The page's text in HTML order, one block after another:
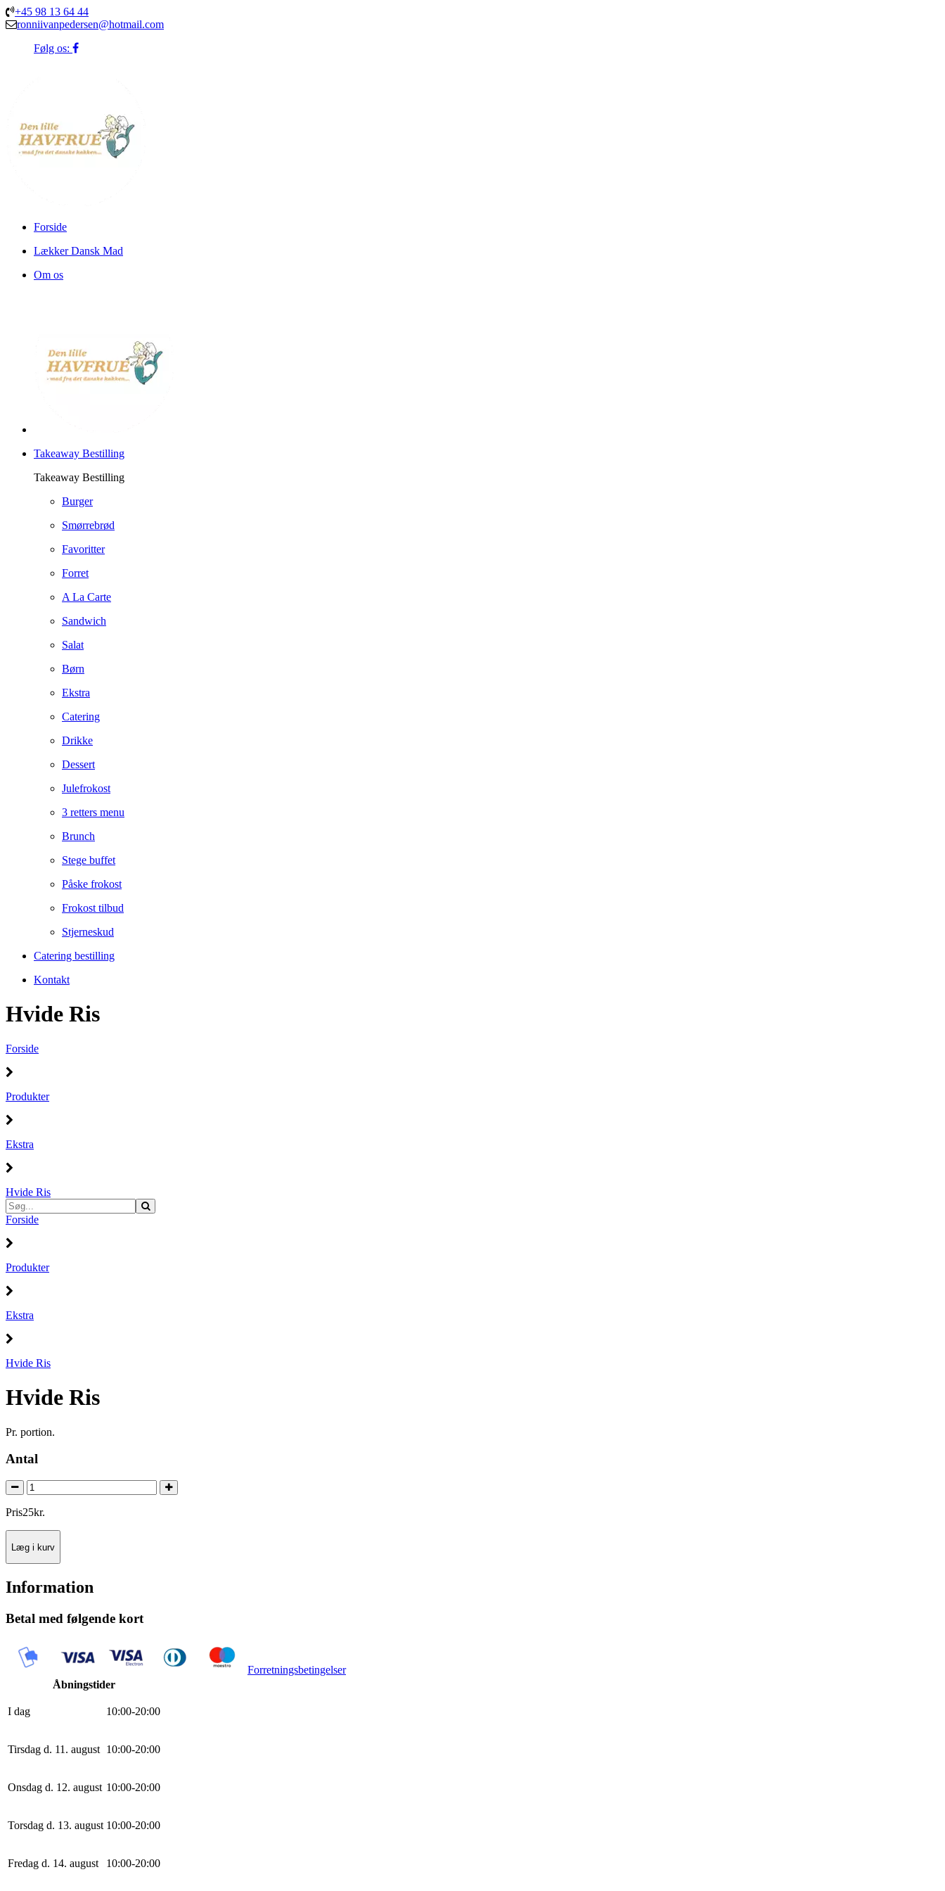
+45 98 13 64 44
ronniivanpedersen@hotmail.com
Følg os:
Forside
Lækker Dansk Mad
Om os
Takeaway Bestilling
Takeaway Bestilling
Burger
Smørrebrød
Favoritter
Forret
A La Carte
Sandwich
Salat
Børn
Ekstra
Catering
Drikke
Dessert
Julefrokost
3 retters menu
Brunch
Stege buffet
Påske frokost
Frokost tilbud
Stjerneskud
Catering bestilling
Kontakt
Hvide Ris
Forside
Produkter
Ekstra
Hvide Ris
Forside
Produkter
Ekstra
Hvide Ris
Hvide Ris
Pr. portion.
Antal
Pris25kr.
Læg i kurv
Information
Betal med følgende kort
Forretningsbetingelser
Åbningstider
I dag 10:00-20:00
Tirsdag d. 11. august 10:00-20:00
Onsdag d. 12. august 10:00-20:00
Torsdag d. 13. august 10:00-20:00
Fredag d. 14. august 10:00-20:00